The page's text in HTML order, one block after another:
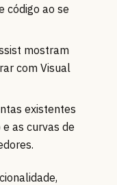
código ao se
mostram
com Visual
existentes
as curvas de